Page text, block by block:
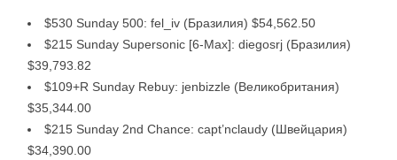
$530 Sunday 500: fel_iv (Бразилия) $54,562.50
$215 Sunday Supersonic [6-Max]: diegosrj (Бразилия)
$39,793.82
$109+R Sunday Rebuy: jenbizzle (Великобритания)
$35,344.00
$215 Sunday 2nd Chance: capt’nclaudy (Швейцария)
$34,390.00